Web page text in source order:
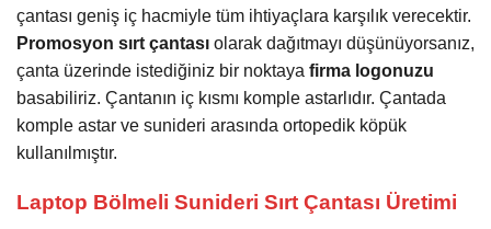
çantası geniş iç hacmiyle tüm ihtiyaçlara karşılık verecektir.
Promosyon sırt çantası olarak dağıtmayı düşünüyorsanız,
çanta üzerinde istediğiniz bir noktaya firma logonuzu
basabiliriz. Çantanın iç kısmı komple astarlıdır. Çantada
komple astar ve sunideri arasında ortopedik köpük
kullanılmıştır.
Laptop Bölmeli Sunideri Sırt Çantası Üretimi